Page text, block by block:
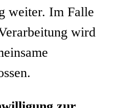
weiter. Im Falle
wird